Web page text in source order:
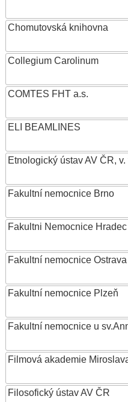
Chomutovská knihovna
Collegium Carolinum
COMTES FHT a.s.
ELI BEAMLINES
Etnologický ústav AV ČR, v.
Fakultní nemocnice Brno
Fakultni Nemocnice
Fakultní nemocnice Ostrava
Fakultní nemocnice Plzeň
Fakultní nemocnice u
Filmová akademie
Filosofický ústav AV ČR